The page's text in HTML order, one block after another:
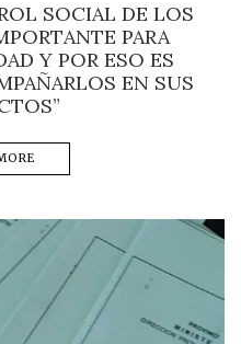
SOCIAL DE LOS
PARA
Y POR ESO ES
EN SUS